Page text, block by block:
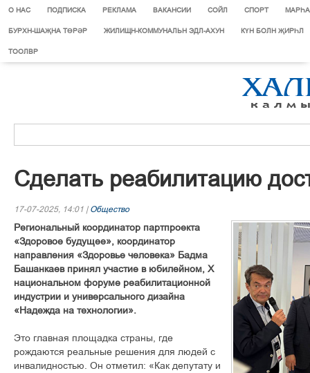
О НАС ПОДПИСКА РЕКЛАМА ВАКАНСИИ СОЙЛ СПОРТ
БУРХН-ШАҖНА ТӨРӘР ЖИЛИЩН-КОММУНАЛЬН ЭДЛ-АХУН КҮН БОЛН ҖИРҺЛ
ТООЛВР
Сделать реабилитацию
17-07-2025, 14:01 | Общество
Региональный координатор партпроекта
«Здоровое будущее», координатор
направления «Здоровье человека» Бадма
Башанкаев принял участие в юбилейном, Х
национальном форуме реабилитационной
индустрии и универсального дизайна
«Надежда на технологии».
Это главная площадка страны, где
рождаются реальные решения для людей с
инвалидностью. Он отметил: «Как депутату и